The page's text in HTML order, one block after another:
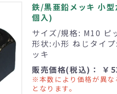
鉄/黒亜鉛メッキ 小
個入)
サイズ/規格: M10 ピ
形状:小形 ねじタイ
ッキ
販売価格(税込)： ￥
※本数により価格が異な
となります。